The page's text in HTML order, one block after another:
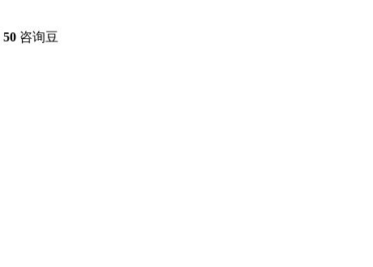
50 咨询豆